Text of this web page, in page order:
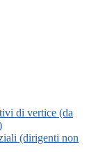
di vertice (da
(dirigenti non